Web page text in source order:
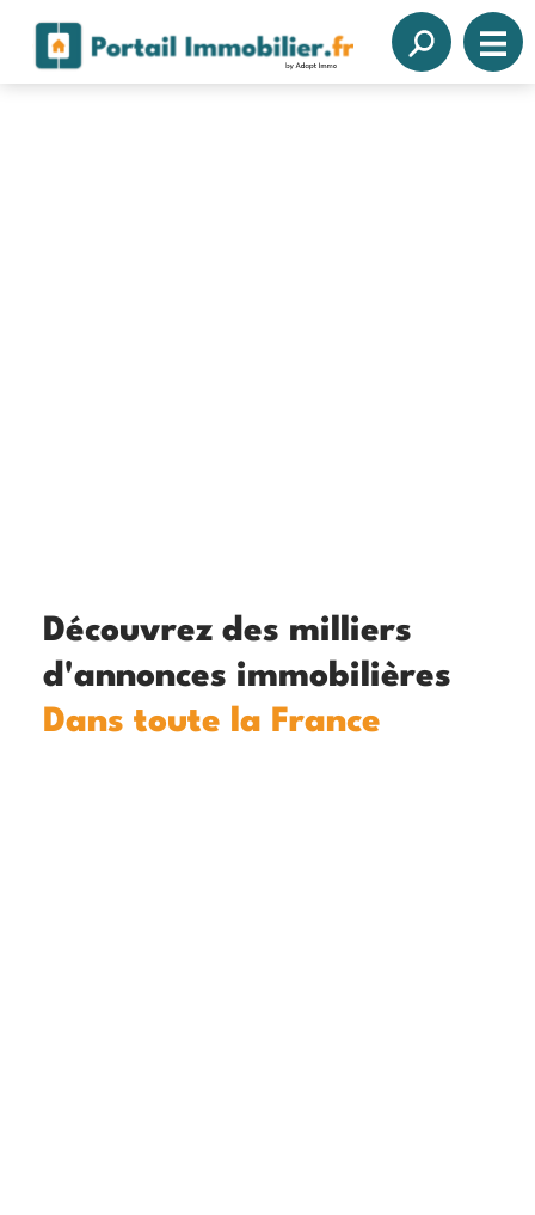
Découvrez des milliers
d'annonces immobilières
Dans toute la France